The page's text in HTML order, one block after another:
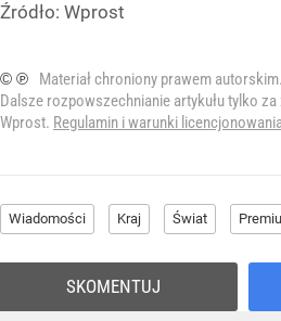
Źródło: Wprost
© ℗
Materiał chroniony prawem
Dalsze rozpowszechnianie artykułu tylko
Wprost. Regulamin i warunki
Wiadomości Kraj Świat
SKOMENTUJ